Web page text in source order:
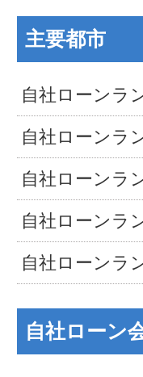
主要都市
自社ローンラ
自社ローンラ
自社ローンラ
自社ローンラ
自社ローンラ
自社ローン